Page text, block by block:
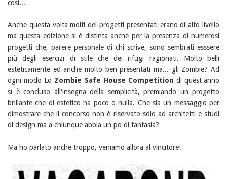
così...
Anche questa volta molti dei progetti presentati erano di alto livello
ma questa edizione si è distinta anche per la presenza di numerosi
progetti che, parere personale di chi scrive, sono sembrati esssere
più degli esercizi di stile che dei rifugi ragionati. Molto belli
esteticamente ed anche molto ben presentati ma... gli Zombie? Ad
ogni modo Lo Zombie Safe House Competition di quest'anno
si è concluso all'insegna della semplicità, premiando un progetto
brillante che di estetico ha poco o nulla. Che sia un messaggio per
dimostrare che il concorso non è riservato solo ad architetti e studi
di design ma a chiunque abbia un po di fantasia?
Ma ho parlato anche troppo, veniamo allora al vincitore!